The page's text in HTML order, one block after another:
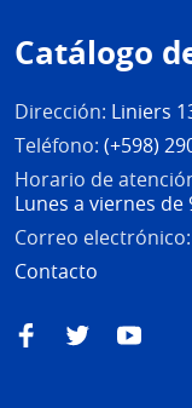
de
página
Catálogo
Dirección: Liniers
Teléfono: (+598)
Horario de
Lunes a viernes de
Correo electrónico:
Contacto
FacebookTwitterYouTube